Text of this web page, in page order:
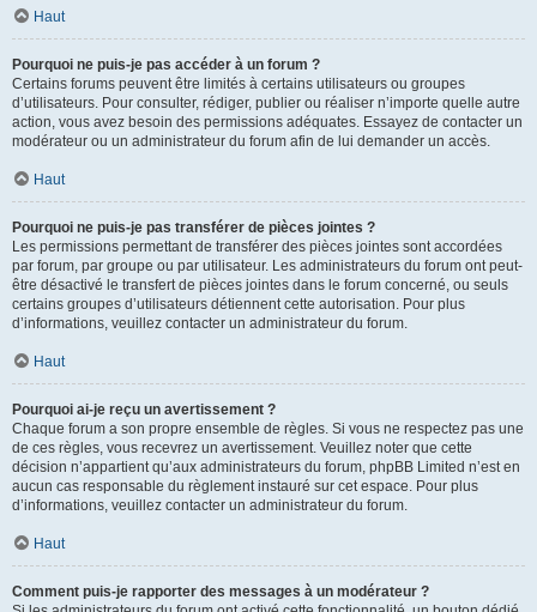
Haut
Pourquoi ne puis-je pas accéder à un forum ?
Certains forums peuvent être limités à certains utilisateurs ou groupes
d’utilisateurs. Pour consulter, rédiger, publier ou réaliser n’importe quelle autre
action, vous avez besoin des permissions adéquates. Essayez de contacter un
modérateur ou un administrateur du forum afin de lui demander un accès.
Haut
Pourquoi ne puis-je pas transférer de pièces jointes ?
Les permissions permettant de transférer des pièces jointes sont accordées
par forum, par groupe ou par utilisateur. Les administrateurs du forum ont peut-
être désactivé le transfert de pièces jointes dans le forum concerné, ou seuls
certains groupes d’utilisateurs détiennent cette autorisation. Pour plus
d’informations, veuillez contacter un administrateur du forum.
Haut
Pourquoi ai-je reçu un avertissement ?
Chaque forum a son propre ensemble de règles. Si vous ne respectez pas une
de ces règles, vous recevrez un avertissement. Veuillez noter que cette
décision n’appartient qu’aux administrateurs du forum, phpBB Limited n’est en
aucun cas responsable du règlement instauré sur cet espace. Pour plus
d’informations, veuillez contacter un administrateur du forum.
Haut
Comment puis-je rapporter des messages à un modérateur ?